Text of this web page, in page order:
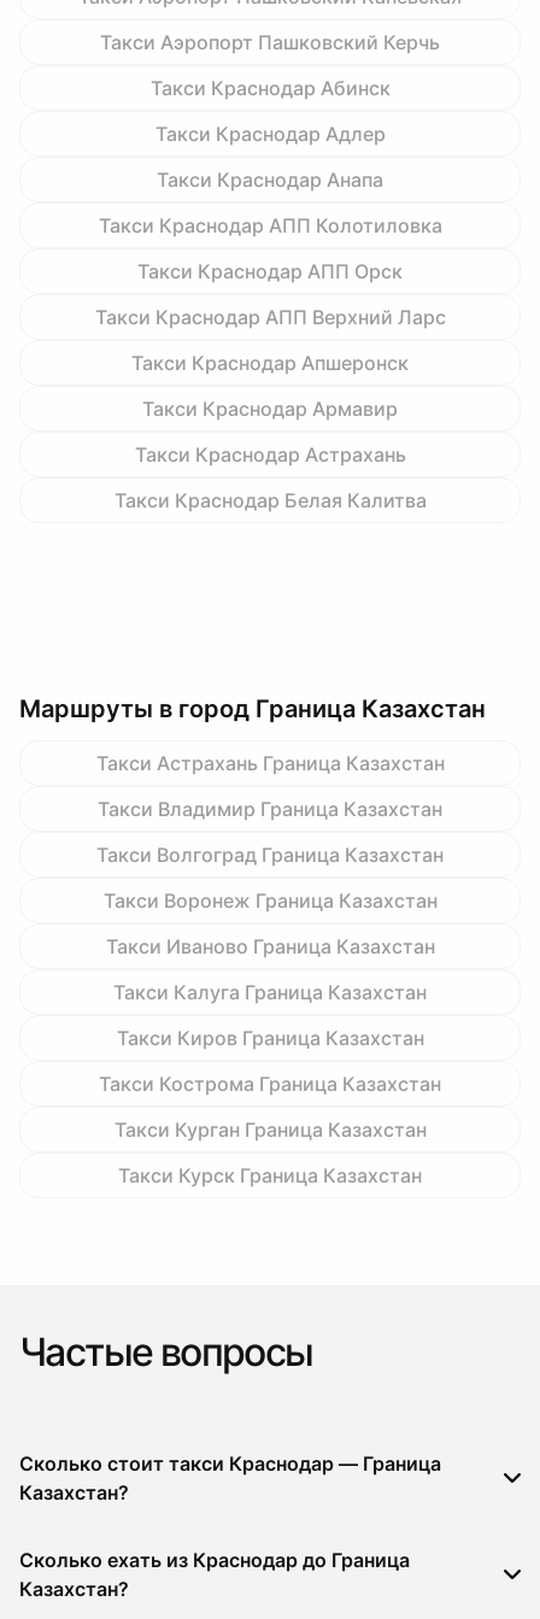
Такси Аэропорт Пашковский Керчь
Такси Краснодар Абинск
Такси Краснодар Адлер
Такси Краснодар Анапа
Такси Краснодар АПП Колотиловка
Такси Краснодар АПП Орск
Такси Краснодар АПП Верхний Ларс
Такси Краснодар Апшеронск
Такси Краснодар Армавир
Такси Краснодар Астрахань
Такси Краснодар Белая Калитва
Маршруты в город Граница Казахстан
Такси Астрахань Граница Казахстан
Такси Владимир Граница Казахстан
Такси Волгоград Граница Казахстан
Такси Воронеж Граница Казахстан
Такси Иваново Граница Казахстан
Такси Калуга Граница Казахстан
Такси Киров Граница Казахстан
Такси Кострома Граница Казахстан
Такси Курган Граница Казахстан
Такси Курск Граница Казахстан
Частые вопросы
Сколько стоит такси Краснодар — Граница
Казахстан?
Сколько ехать из Краснодар до Граница
Казахстан?